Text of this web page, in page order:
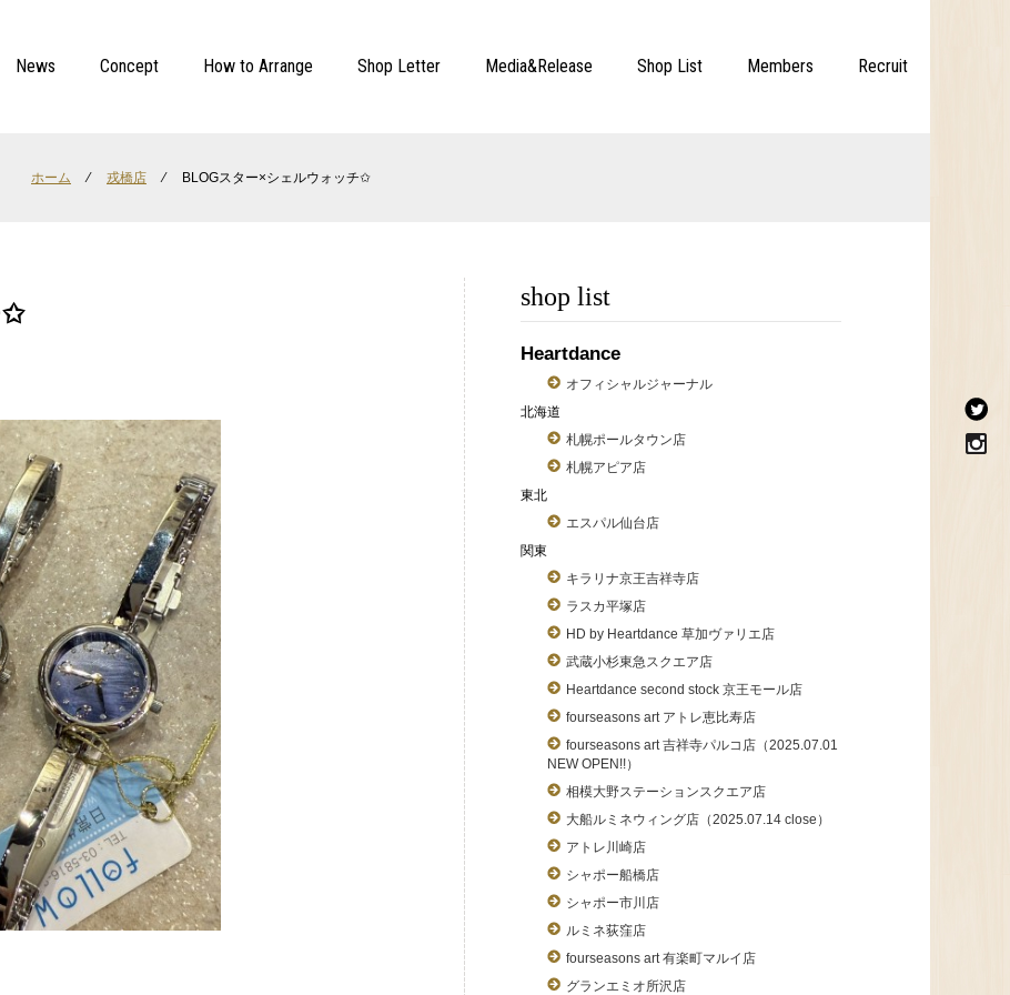
News Concept How to Arrange Shop Letter Media&Release Shop List Members Recruit
ホーム ⁄ 戎橋店 ⁄ BLOGスター×シェルウォッチ✩
✩
shop list
Heartdance
オフィシャルジャーナル
北海道
札幌ポールタウン店
札幌アピア店
東北
エスパル仙台店
関東
キラリナ京王吉祥寺店
ラスカ平塚店
HD by Heartdance 草加ヴァリエ店
武蔵小杉東急スクエア店
Heartdance second stock 京王モール店
fourseasons art アトレ恵比寿店
fourseasons art 吉祥寺パルコ店（2025.07.01
NEW OPEN!!）
相模大野ステーションスクエア店
大船ルミネウィング店（2025.07.14 close）
アトレ川崎店
シャポー船橋店
シャポー市川店
ルミネ荻窪店
fourseasons art 有楽町マルイ店
グランエミオ所沢店